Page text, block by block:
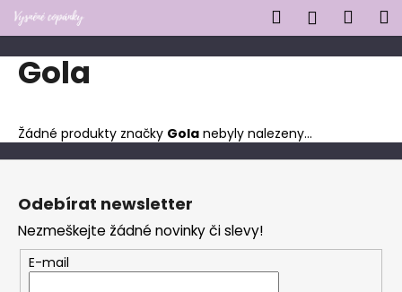
Přejít
na
obsah
Hledat
košík
Gola
Žádné produkty značky Gola nebyly nalezeny...
o
š
o
p
o
t
ř
e
b
Z
Odebírat newsletter
Nezmeškejte žádné novinky či slevy!
E-mail